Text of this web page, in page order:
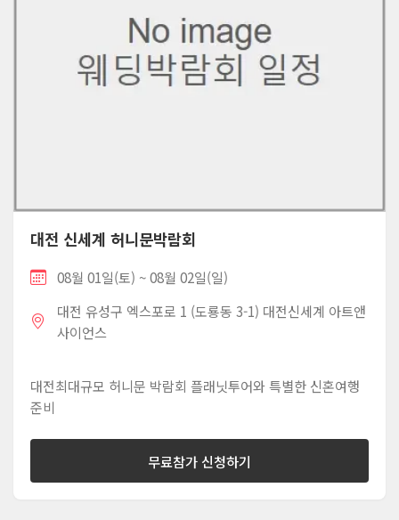
대전 신세계 허니문박람회
08월 01일(토) ~ 08월 02일(일)
대전 유성구 엑스포로 1 (도룡동 3-1) 대전신세계 아트앤
사이언스
대전최대규모 허니문 박람회 플래닛투어와 특별한 신혼여행
준비
무료참가 신청하기